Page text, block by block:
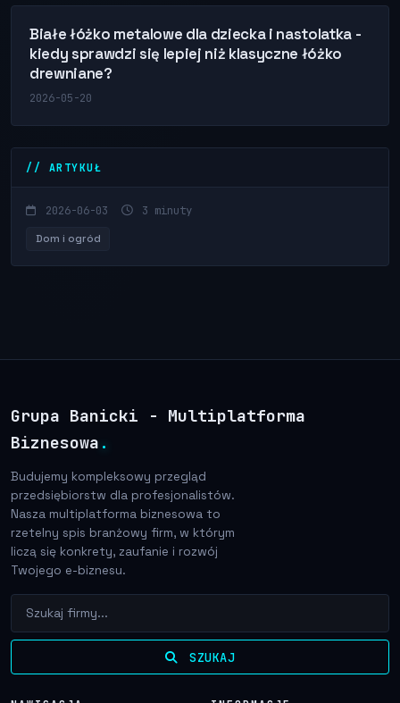
Białe łóżko metalowe dla dziecka i nastolatka -
kiedy sprawdzi się lepiej niż klasyczne łóżko
drewniane?
2026-05-20
// ARTYKUŁ
2026-06-03 3 minuty
Dom i ogród
Grupa Banicki - Multiplatforma
Biznesowa .
Budujemy kompleksowy przegląd
przedsiębiorstw dla profesjonalistów.
Nasza multiplatforma biznesowa to
rzetelny spis branżowy firm, w którym
liczą się konkrety, zaufanie i rozwój
Twojego e-biznesu.
SZUKAJ